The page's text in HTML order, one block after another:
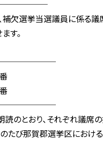
欠選挙当選議員に係る議
す。
とおり、それぞれ議席の
び那賀郡選挙区におけ